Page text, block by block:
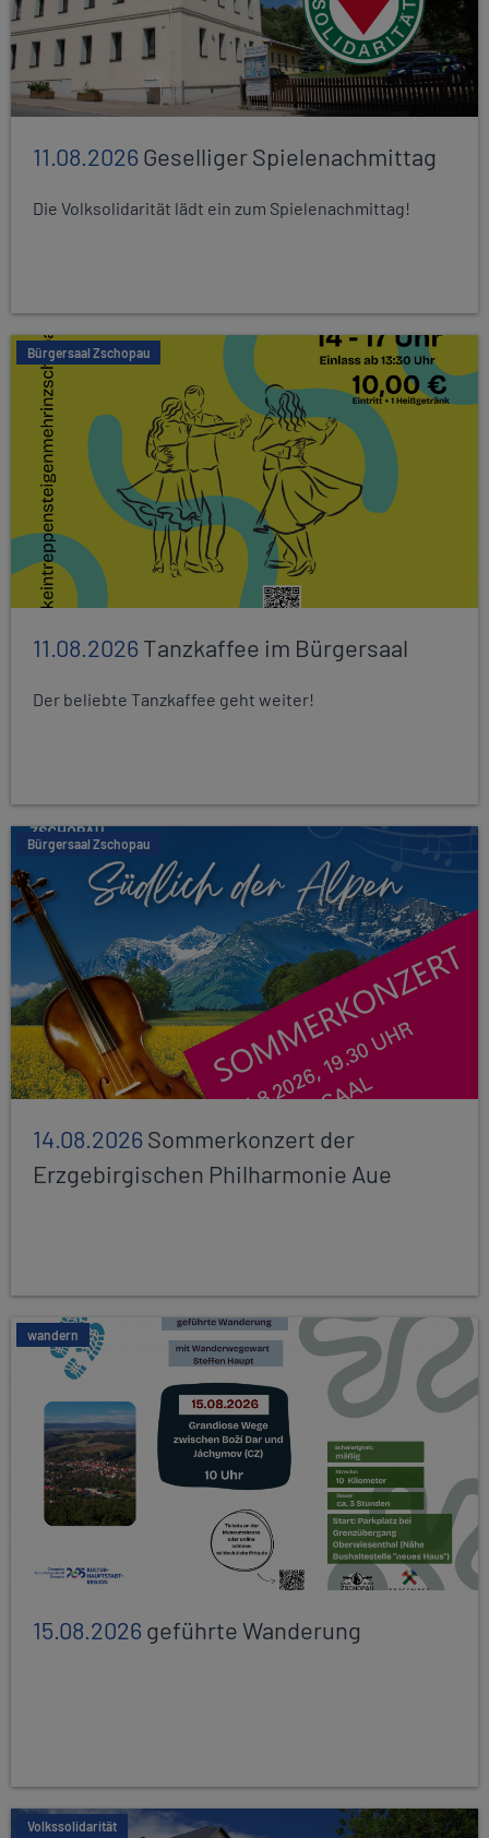
11.08.2026Geselliger Spielenachmittag
Die Volksolidarität lädt ein zum Spielenachmittag!
Bürgersaal Zschopau
11.08.2026Tanzkaffee im Bürgersaal
Der beliebte Tanzkaffee geht weiter!
Bürgersaal Zschopau
14.08.2026Sommerkonzert der
Erzgebirgischen Philharmonie Aue
wandern
15.08.2026geführte Wanderung
Volkssolidarität